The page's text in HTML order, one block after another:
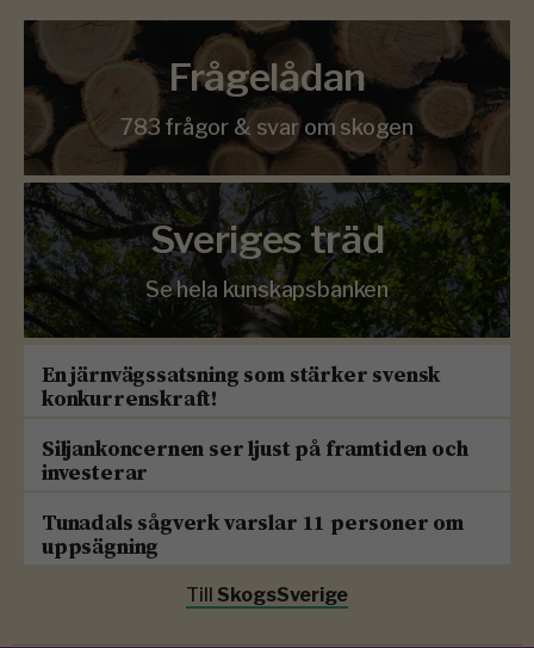
Frågelådan
783 frågor & svar om skogen
Sveriges träd
Se hela kunskapsbanken
En järnvägssatsning som stärker svensk
konkurrenskraft!
Siljankoncernen ser ljust på framtiden och
investerar
Tunadals sågverk varslar 11 personer om
uppsägning
Till SkogsSverige